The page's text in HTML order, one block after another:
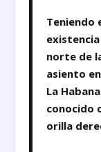
Teniendo
norte de
asiento
La
conocido
orilla